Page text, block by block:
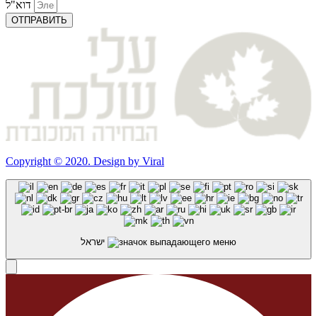
ОТПРАВИТЬ
Copyright © 2020. Design by Viral